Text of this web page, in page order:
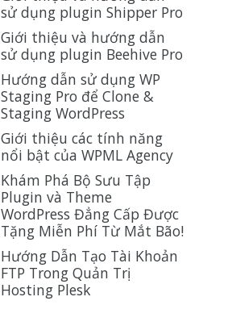
sử dụng plugin Shipper Pro
Giới thiệu và hướng dẫn
sử dụng plugin Beehive Pro
Hướng dẫn sử dụng WP
Staging Pro để Clone &
Staging WordPress
Giới thiệu các tính năng
nổi bật của WPML Agency
Khám Phá Bộ Sưu Tập
Plugin và Theme
WordPress Đẳng Cấp Được
Tặng Miễn Phí Từ Mắt Bão!
Hướng Dẫn Tạo Tài Khoản
FTP Trong Quản Trị
Hosting Plesk